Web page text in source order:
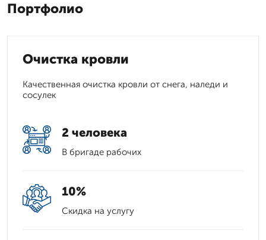
Портфолио
Очистка кровли
Качественная очистка кровли от снега, наледи и
сосулек
2 человека
В бригаде рабочих
10%
Скидка на услугу